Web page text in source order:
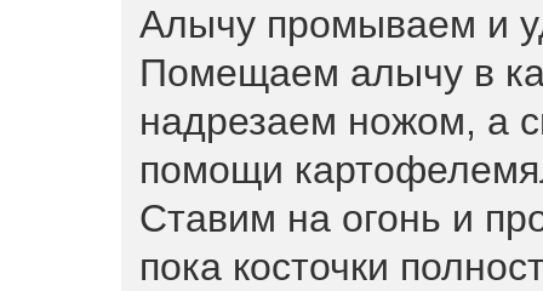
Алычу промываем и
Помещаем алычу в
надрезаем ножом, а
помощи
Ставим на огонь и
пока косточки